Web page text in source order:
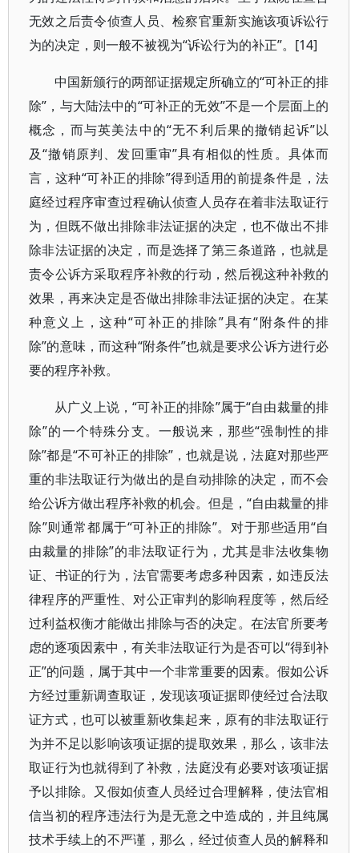
无效之后责令侦查人员、检察官重新实施该项诉讼行
为的决定，则一般不被视为“诉讼行为的补正”。[14]
中国新颁行的两部证据规定所确立的“可补正的排
除”，与大陆法中的“可补正的无效”不是一个层面上的
概念，而与英美法中的“无不利后果的撤销起诉”以
及“撤销原判、发回重审”具有相似的性质。具体而
言，这种“可补正的排除”得到适用的前提条件是，法
庭经过程序审查过程确认侦查人员存在着非法取证行
为，但既不做出排除非法证据的决定，也不做出不排
除非法证据的决定，而是选择了第三条道路，也就是
责令公诉方采取程序补救的行动，然后视这种补救的
效果，再来决定是否做出排除非法证据的决定。在某
种意义上，这种“可补正的排除”具有“附条件的排
除”的意味，而这种“附条件”也就是要求公诉方进行必
要的程序补救。
从广义上说，“可补正的排除”属于“自由裁量的排
除”的一个特殊分支。一般说来，那些“强制性的排
除”都是“不可补正的排除”，也就是说，法庭对那些严
重的非法取证行为做出的是自动排除的决定，而不会
给公诉方做出程序补救的机会。但是，“自由裁量的排
除”则通常都属于“可补正的排除”。对于那些适用“自
由裁量的排除”的非法取证行为，尤其是非法收集物
证、书证的行为，法官需要考虑多种因素，如违反法
律程序的严重性、对公正审判的影响程度等，然后经
过利益权衡才能做出排除与否的决定。在法官所要考
虑的逐项因素中，有关非法取证行为是否可以“得到补
正”的问题，属于其中一个非常重要的因素。假如公诉
方经过重新调查取证，发现该项证据即使经过合法取
证方式，也可以被重新收集起来，原有的非法取证行
为并不足以影响该项证据的提取效果，那么，该非法
取证行为也就得到了补救，法庭没有必要对该项证据
予以排除。又假如侦查人员经过合理解释，使法官相
信当初的程序违法行为是无意之中造成的，并且纯属
技术手续上的不严谨，那么，经过侦查人员的解释和